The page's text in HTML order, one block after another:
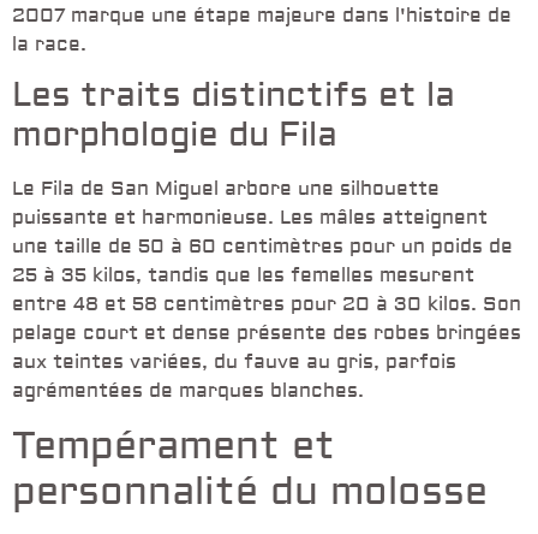
2007 marque une étape majeure dans l'histoire de
la race.
Les traits distinctifs et la
morphologie du Fila
Le Fila de San Miguel arbore une silhouette
puissante et harmonieuse. Les mâles atteignent
une taille de 50 à 60 centimètres pour un poids de
25 à 35 kilos, tandis que les femelles mesurent
entre 48 et 58 centimètres pour 20 à 30 kilos. Son
pelage court et dense présente des robes bringées
aux teintes variées, du fauve au gris, parfois
agrémentées de marques blanches.
Tempérament et
personnalité du molosse